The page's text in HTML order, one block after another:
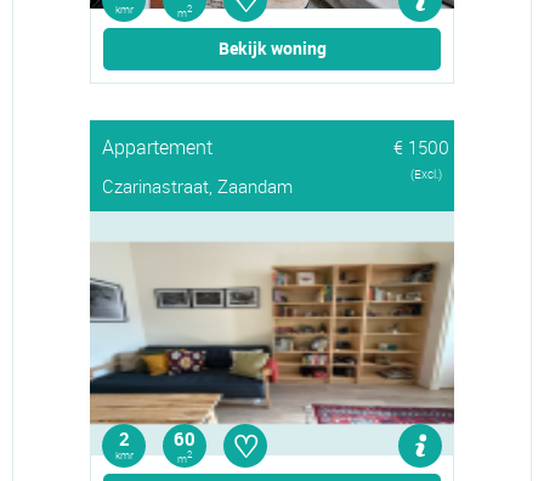
kmr m2
Bekijk woning
Appartement
€ 1500
Czarinastraat, Zaandam
(Excl.)
2
kmr
60
m2 ♡